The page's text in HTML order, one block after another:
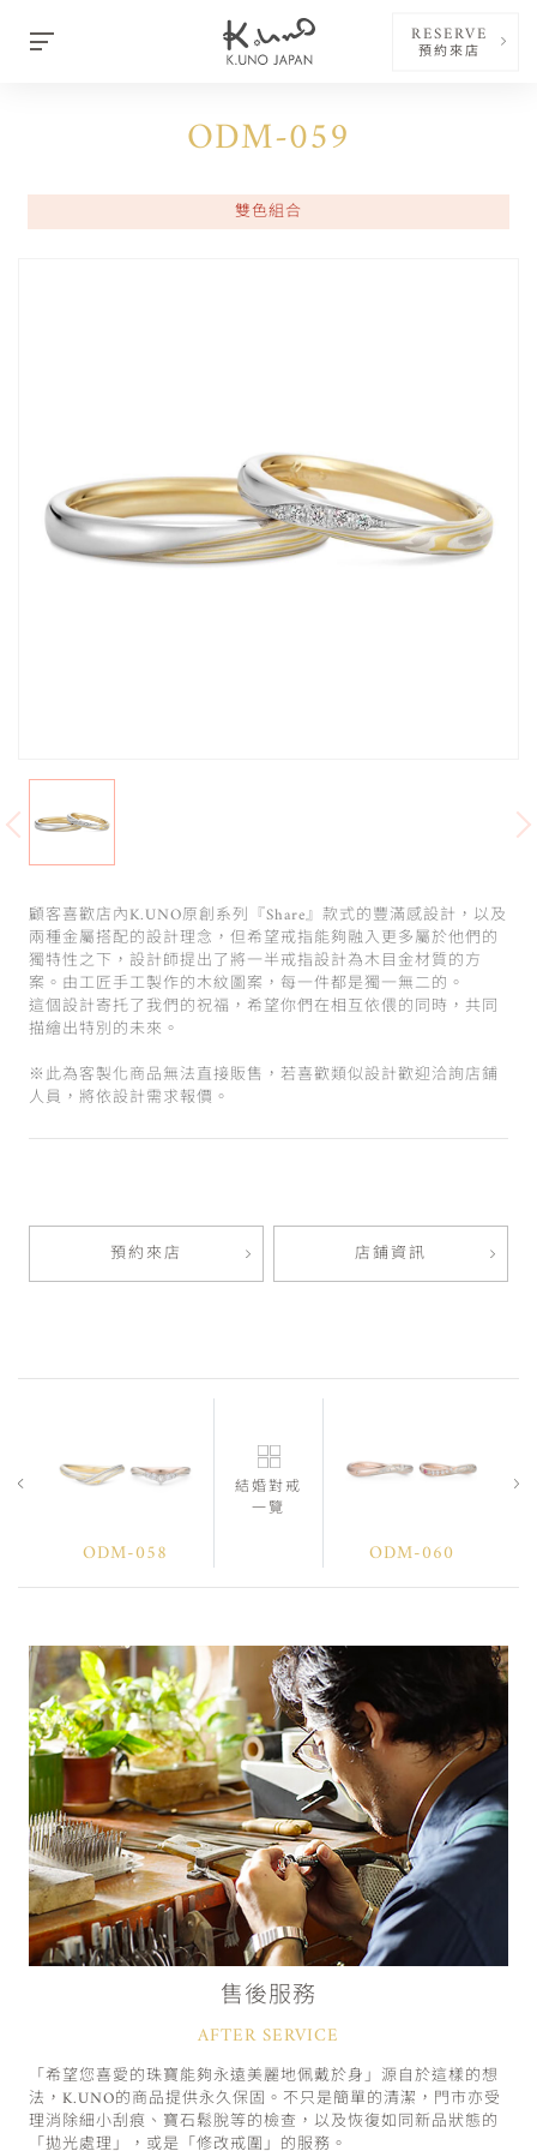
RESERVE
預約來店
ODM-059
雙色組合
顧客喜歡店內K.UNO原創系列『Share』款式的豐滿感設計，以及
兩種金屬搭配的設計理念，但希望戒指能夠融入更多屬於他們的
獨特性之下，設計師提出了將一半戒指設計為木目金材質的方
案。由工匠手工製作的木紋圖案，每一件都是獨一無二的。
這個設計寄托了我們的祝福，希望你們在相互依偎的同時，共同
描繪出特別的未來。
※此為客製化商品無法直接販售，若喜歡類似設計歡迎洽詢店鋪
人員，將依設計需求報價。
預約來店 店鋪資訊
ODM-058
結婚對戒
一覽
ODM-060
售後服務
AFTER SERVICE
「希望您喜愛的珠寶能夠永遠美麗地佩戴於身」源自於這樣的想
法，K.UNO的商品提供永久保固。不只是簡單的清潔，門市亦受
理消除細小刮痕、寶石鬆脫等的檢查，以及恢復如同新品狀態的
「拋光處理」，或是「修改戒圍」的服務。